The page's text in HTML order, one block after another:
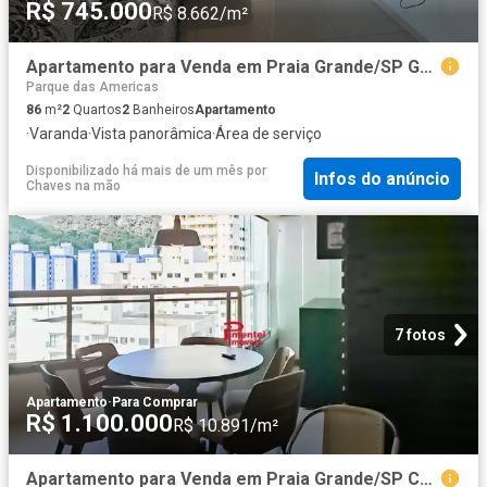
R$ 745.000R$ 8.662/m²
Apartamento para Venda em Praia Grande/SP Guilhermina 2 Quartos
Parque das Americas
86 m²2 Quartos2 BanheirosApartamento
·Varanda·Vista panorâmica·Área de serviço
Disponibilizado há mais de um mês por
Chaves na mão
Infos do anúncio
7 fotos
Apartamento· Para Comprar
R$ 1.100.000R$ 10.891/m²
Apartamento para Venda em Praia Grande/SP Canto do Forte 2 Quartos